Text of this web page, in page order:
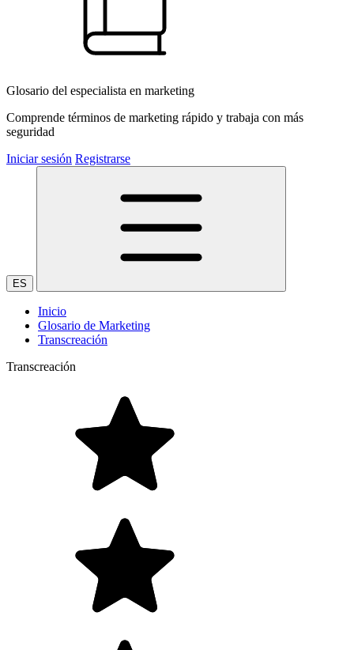
Glosario del especialista en marketing
Comprende términos de marketing rápido y trabaja con más
seguridad
Iniciar sesión Registrarse
ES
Inicio
Glosario de Marketing
Transcreación
Transcreación